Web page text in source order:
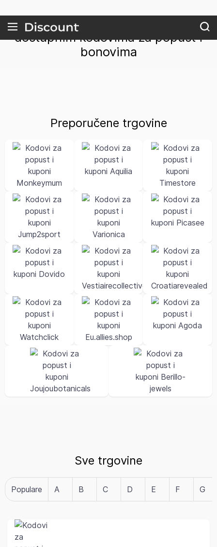
Popis najpopularnijih trgovina s
dostupnim kodovima za popust i
bonovima
Preporučene trgovine
Sve trgovine
Populare A B C D E F G